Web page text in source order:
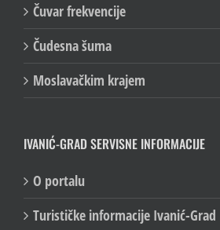
Čuvar frekvencije
Čudesna šuma
Moslavačkim krajem
IVANIĆ-GRAD SERVISNE INFORMACIJE
O portalu
Turističke informacije Ivanić-Grad